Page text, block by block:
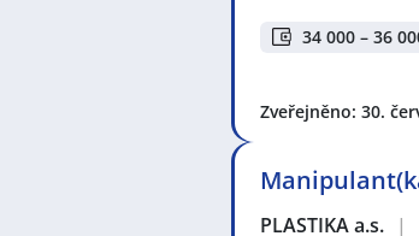
34 000 – 36
Zveřejněno: 30.
PLASTIKA a.s. |